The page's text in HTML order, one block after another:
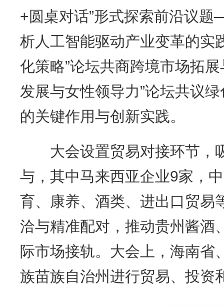
+圆桌对话”形式探索前沿议
析人工智能驱动产业变革的实
化策略”论坛共商跨境市场拓
发展与女性领导力”论坛共议
的关键作用与创新实践。
大会设置贸易对接环节，
与，其中马来西亚企业9家，
育、康养、酒类、进出口贸易
洽与精准配对，推动贵州酱酒
际市场接轨。大会上，海南省
族苗族自治州进行贸易、投资